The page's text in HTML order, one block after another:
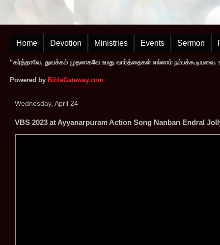
Home Devotion Ministries Events Sermon
“கர்த்தாவே, துவக்கம் முதலாகவே உமது வார்த்தைகள் எல்லாம் நம்பக்கூடியவை.
Powered by BibleGateway.com
Wednesday, April 24
VBS 2023 at Ayyanarpuram Action Song Nanban Endral